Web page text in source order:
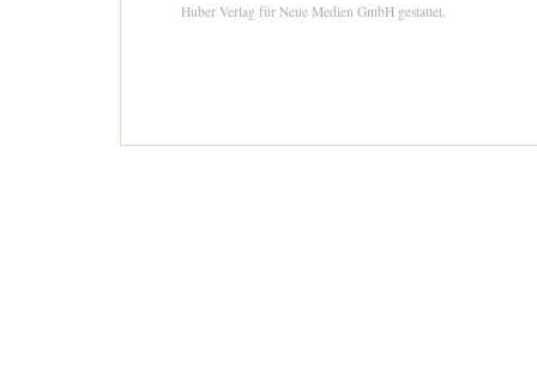
Huber Verlag für Neue Medien GmbH gestattet.